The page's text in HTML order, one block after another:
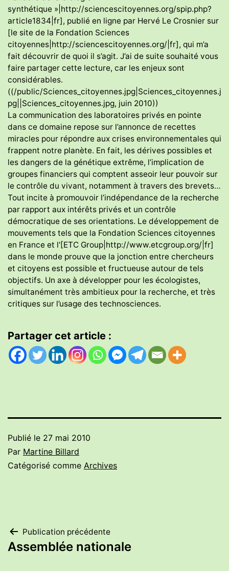
synthétique »|http://sciencescitoyennes.org/spip.php?
article1834|fr], publié en ligne par Hervé Le Crosnier sur
[le site de la Fondation Sciences
citoyennes|http://sciencescitoyennes.org/|fr], qui m’a
fait découvrir de quoi il s’agit. J’ai de suite souhaité vous
faire partager cette lecture, car les enjeux sont
considérables.
((/public/Sciences_citoyennes.jpg|Sciences_citoyennes.j
pg||Sciences_citoyennes.jpg, juin 2010))
La communication des laboratoires privés en pointe
dans ce domaine repose sur l’annonce de recettes
miracles pour répondre aux crises environnementales qui
frappent notre planète. En fait, les dérives possibles et
les dangers de la génétique extrême, l’implication de
groupes financiers qui comptent asseoir leur pouvoir sur
le contrôle du vivant, notamment à travers des brevets…
Tout incite à promouvoir l’indépendance de la recherche
par rapport aux intérêts privés et un contrôle
démocratique de ses orientations. Le développement de
mouvements tels que la Fondation Sciences citoyennes
en France et l'[ETC Group|http://www.etcgroup.org/|fr]
dans le monde prouve que la jonction entre chercheurs
et citoyens est possible et fructueuse autour de tels
objectifs. Un axe à développer pour les écologistes,
simultanément très ambitieux pour la recherche, et très
critiques sur l’usage des technosciences.
Partager cet article :
Publié le 27 mai 2010
Par Martine Billard
Catégorisé comme Archives
Navigation
Publication précédente
Assemblée nationale